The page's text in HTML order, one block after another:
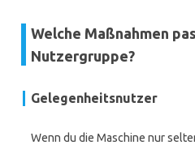
Welche Maßnahmen
Nutzergruppe?
Gelegenheitsnutzer
Wenn du die Maschine nur